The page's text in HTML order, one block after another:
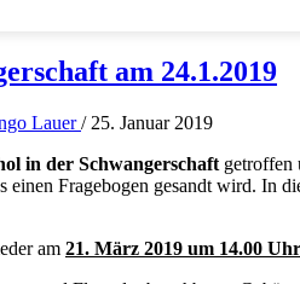
am 24.1.2019
Lauer/ 25. Januar 2019
in der Schwangerschaft getroffen
einen Fragebogen gesandt wird.
am 21. März 2019 um 14.00 Uhr